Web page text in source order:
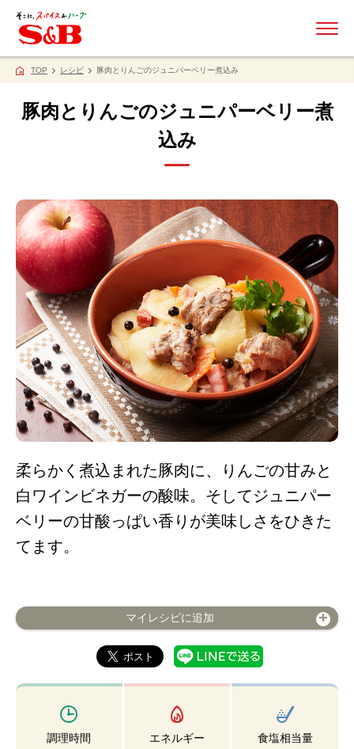
TOP レシピ 豚肉とりんごのジュニパーベリー煮込み
豚肉とりんごのジュニパーベリー煮
込み
柔らかく煮込まれた豚肉に、りんごの甘みと
白ワインビネガーの酸味。そしてジュニパー
ベリーの甘酸っぱい香りが美味しさをひきた
てます。
マイレシピに追加
調理時間 エネルギー 食塩相当量